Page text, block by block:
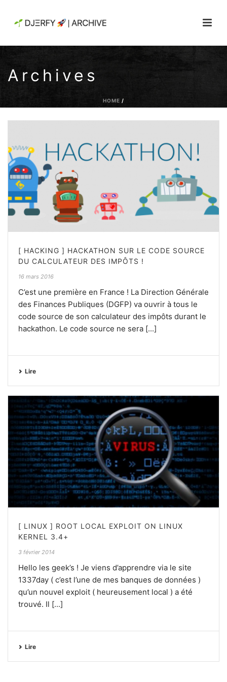
Archives
HOME /
[ HACKING ] HACKATHON SUR LE CODE SOURCE
DU CALCULATEUR DES IMPÔTS !
16 mars 2016
C’est une première en France ! La Direction Générale
des Finances Publiques (DGFP) va ouvrir à tous le
code source de son calculateur des impôts durant le
hackathon. Le code source ne sera [...]
Lire
[ LINUX ] ROOT LOCAL EXPLOIT ON LINUX
KERNEL 3.4+
3 février 2014
Hello les geek’s ! Je viens d’apprendre via le site
1337day ( c’est l’une de mes banques de données )
qu’un nouvel exploit ( heureusement local ) a été
trouvé. Il [...]
Lire